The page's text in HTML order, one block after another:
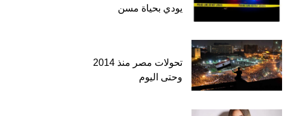
يودي بحياة مسن
تحولات مصر منذ 2014
وحتى اليوم